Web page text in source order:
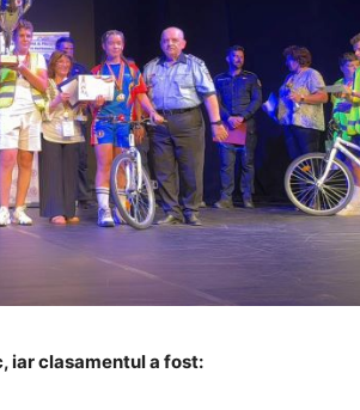
iar clasamentul a fost: